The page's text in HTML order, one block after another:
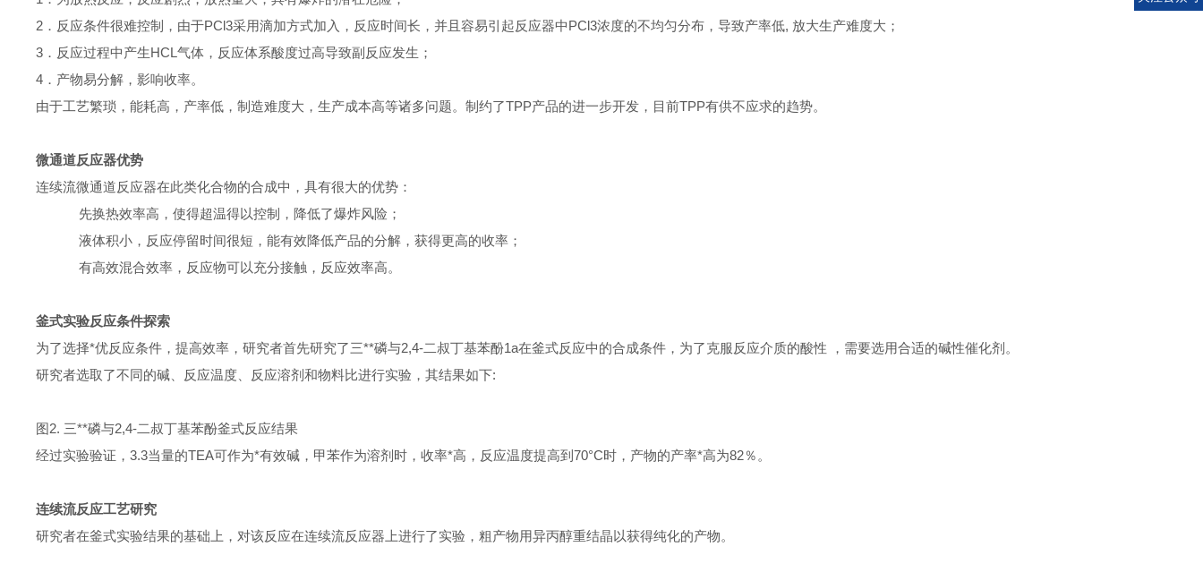
2 ．反应条件很难控制，由于PCl3采用滴加方式加入，反应时间长，并且容易引起反应器中PCl3浓度的不均匀分布，导致产率低, 放大生产难度大；
3 ．反应过程中产生HCL气体，反应体系酸度过高导致副反应发生；
4 ．产物易分解，影响收率。
由于工艺繁琐，能耗高，产率低，制造难度大，生产成本高等诸多问题。制约了TPP产品的进一步开发，目前TPP有供不应求的趋势。
微通道反应器优势
连续流微通道反应器在此类化合物的合成中，具有很大的优势：
首先换热效率高，使得超温得以控制，降低了爆炸风险；
持液体积小，反应停留时间很短，能有效降低产品的分解，获得更高的收率；
具有高效混合效率，反应物可以充分接触，反应效率高。
釜式实验反应条件探索
为了选择*优反应条件，提高效率，研究者首先研究了三**磷与2,4-二叔丁基苯酚1a在釜式反应中的合成条件，为了克服反应介质的酸性 ，需要选用合适的碱性催化剂。
研究者选取了不同的碱、反应温度、反应溶剂和物料比进行实验，其结果如下:
图2. 三**磷与2,4-二叔丁基苯酚釜式反应结果
经过实验验证， 3.3当量的TEA可作为*有效碱，甲苯作为溶剂时，收率*高，反应温度提高到 70°C时，产物的产率*高为82％。
连续流反应工艺研究
研究者在釜式实验结果的基础上，对该反应在连续流反应器上进行了实验，粗产物用异丙醇重结晶以获得纯化的产物。